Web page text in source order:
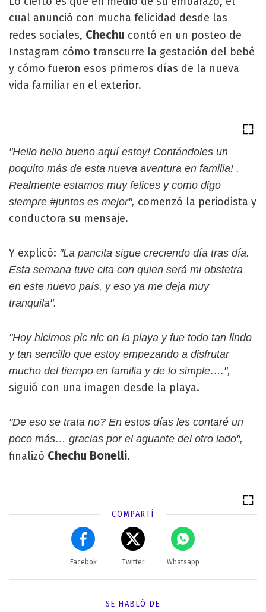
cual anunció con mucha felicidad desde las
redes sociales, Chechu contó en un posteo de
Instagram cómo transcurre la gestación del bebé
y cómo fueron esos primeros días de la nueva
vida familiar en el exterior.
"Hello hello bueno aquí estoy! Contándoles un
poquito más de esta nueva aventura en familia! ‍‍‍.
Realmente estamos muy felices y como digo
siempre #juntos es mejor", comenzó la periodista y
conductora su mensaje.
Y explicó: "La pancita sigue creciendo día tras día.
Esta semana tuve cita con quien será mi obstetra
en este nuevo país, y eso ya me deja muy
tranquila".
"Hoy hicimos pic nic en la playa y fue todo tan lindo
y tan sencillo que estoy empezando a disfrutar
mucho del tiempo en familia y de lo simple….",
siguió con una imagen desde la playa.
"De eso se trata no? En estos días les contaré un
poco más… gracias por el aguante del otro lado",
finalizó Chechu Bonelli.
COMPARTÍ
Facebok Twitter Whatsapp
SE HABLÓ DE